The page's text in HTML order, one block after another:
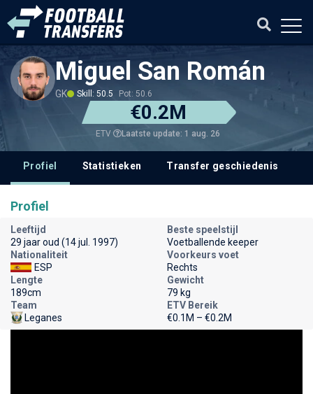
Miguel San Román
GK Skill: 50.5 Pot: 50.6
€0.2M
ETV Laatste update: 1 aug. 26
Profiel Statistieken Transfer geschiedenis
Profiel
Leeftijd
29 jaar oud (14 jul. 1997)
Beste speelstijl
Voetballende keeper
Nationaliteit
ESP
Voorkeurs voet
Rechts
Lengte
189cm
Gewicht
79 kg
Team
Leganes
ETV Bereik
€0.1M – €0.2M